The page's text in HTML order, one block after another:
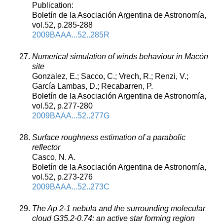
Publication:
Boletín de la Asociación Argentina de Astronomía,
vol.52, p.285-288
2009BAAA...52..285R
Numerical simulation of winds behaviour in Macón
site
Gonzalez, E.; Sacco, C.; Vrech, R.; Renzi, V.;
García Lambas, D.; Recabarren, P.
Boletín de la Asociación Argentina de Astronomía,
vol.52, p.277-280
2009BAAA...52..277G
Surface roughness estimation of a parabolic
reflector
Casco, N. A.
Boletín de la Asociación Argentina de Astronomía,
vol.52, p.273-276
2009BAAA...52..273C
The Ap 2-1 nebula and the surrounding molecular
cloud G35.2-0.74: an active star forming region